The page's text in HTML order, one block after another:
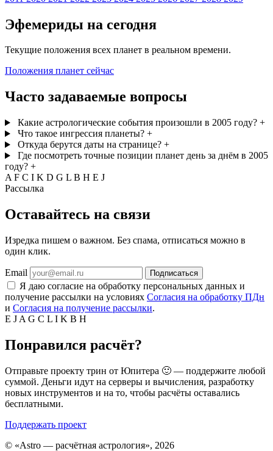
Эфемериды на сегодня
Текущие положения всех планет в реальном времени.
Положения планет сейчас
Часто задаваемые вопросы
Какие астрологические события произошли в 2005 году? +
Что такое ингрессия планеты? +
Откуда берутся даты на странице? +
Где посмотреть точные позиции планет день за днём в 2005
году? +
A F C I K D G L B H E J
Рассылка
Оставайтесь на связи
Изредка пишем о важном. Без спама, отписаться можно в
один клик.
Email Подписаться
Я даю согласие на обработку персональных данных и
получение рассылки на условиях Согласия на обработку ПДн
и Согласия на получение рассылки.
E J A G C L I K B H
Понравился расчёт?
Отправьте проекту трин от Юпитера 🙂 — поддержите любой
суммой. Деньги идут на серверы и вычисления, разработку
новых инструментов и на то, чтобы расчёты оставались
бесплатными.
Поддержать проект
© «Astro — расчётная астрология», 2026